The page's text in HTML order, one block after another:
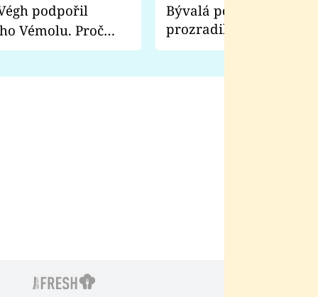
Vémolu. Proč
zápasit s ním než
Bývalá pornoherečka
prozradila, co ji
natáčení Euforie.